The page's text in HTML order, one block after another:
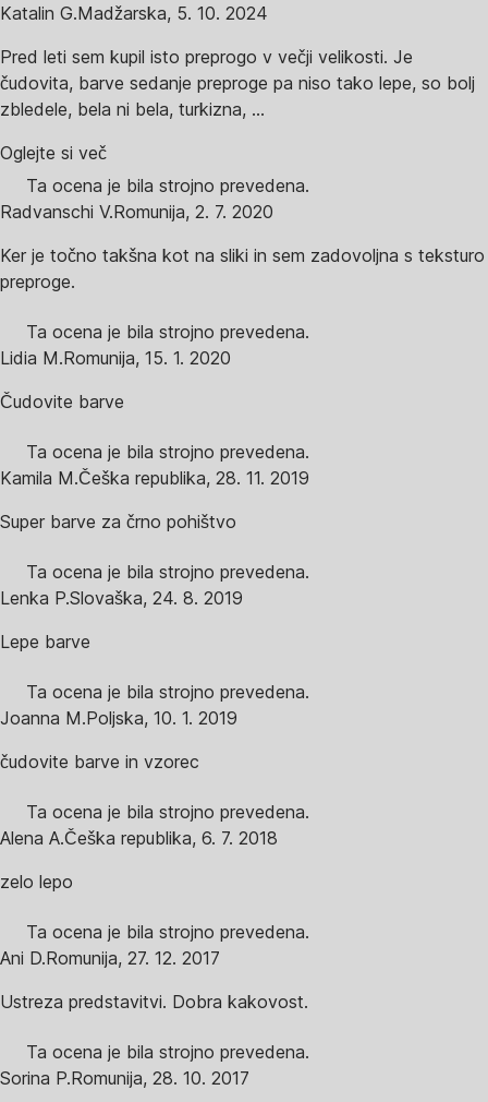
Katalin G.Madžarska, 5. 10. 2024
Pred leti sem kupil isto preprogo v večji velikosti. Je
čudovita, barve sedanje preproge pa niso tako lepe, so bolj
zbledele, bela ni bela, turkizna, ...
Oglejte si več
Ta ocena je bila strojno prevedena.
Radvanschi V.Romunija, 2. 7. 2020
Ker je točno takšna kot na sliki in sem zadovoljna s teksturo
preproge.
Ta ocena je bila strojno prevedena.
Lidia M.Romunija, 15. 1. 2020
Čudovite barve
Ta ocena je bila strojno prevedena.
Kamila M.Češka republika, 28. 11. 2019
Super barve za črno pohištvo
Ta ocena je bila strojno prevedena.
Lenka P.Slovaška, 24. 8. 2019
Lepe barve
Ta ocena je bila strojno prevedena.
Joanna M.Poljska, 10. 1. 2019
čudovite barve in vzorec
Ta ocena je bila strojno prevedena.
Alena A.Češka republika, 6. 7. 2018
zelo lepo
Ta ocena je bila strojno prevedena.
Ani D.Romunija, 27. 12. 2017
Ustreza predstavitvi. Dobra kakovost.
Ta ocena je bila strojno prevedena.
Sorina P.Romunija, 28. 10. 2017